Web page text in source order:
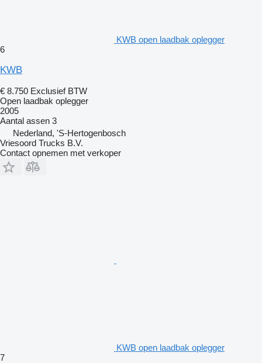
KWB open laadbak oplegger
6
KWB
€ 8.750 Exclusief BTW
Open laadbak oplegger
2005
Aantal assen 3
Nederland, 'S-Hertogenbosch
Vriesoord Trucks B.V.
Contact opnemen met verkoper
KWB open laadbak oplegger
7